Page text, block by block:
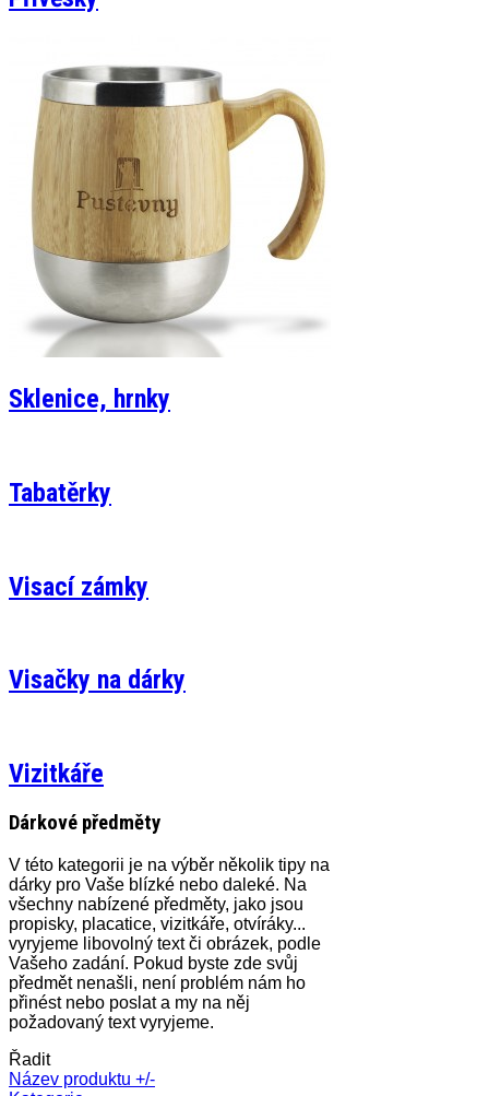
Sklenice, hrnky
Tabatěrky
Visací zámky
Visačky na dárky
Vizitkáře
Dárkové předměty
V této kategorii je na výběr několik tipy na
dárky pro Vaše blízké nebo daleké. Na
všechny nabízené předměty, jako jsou
propisky, placatice, vizitkáře, otvíráky...
vyryjeme libovolný text či obrázek, podle
Vašeho zadání. Pokud byste zde svůj
předmět nenašli, není problém nám ho
přinést nebo poslat a my na něj
požadovaný text vyryjeme.
Řadit
Název produktu +/-